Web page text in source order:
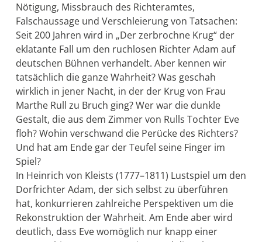
Nötigung, Missbrauch des Richteramtes,
Falschaussage und Verschleierung von Tatsachen:
Seit 200 Jahren wird in „Der zerbrochne Krug“ der
eklatante Fall um den ruchlosen Richter Adam auf
deutschen Bühnen verhandelt. Aber kennen wir
tatsächlich die ganze Wahrheit? Was geschah
wirklich in jener Nacht, in der der Krug von Frau
Marthe Rull zu Bruch ging? Wer war die dunkle
Gestalt, die aus dem Zimmer von Rulls Tochter Eve
floh? Wohin verschwand die Perücke des Richters?
Und hat am Ende gar der Teufel seine Finger im
Spiel?
In Heinrich von Kleists (1777–1811) Lustspiel um den
Dorfrichter Adam, der sich selbst zu überführen
hat, konkurrieren zahlreiche Perspektiven um die
Rekonstruktion der Wahrheit. Am Ende aber wird
deutlich, dass Eve womöglich nur knapp einer